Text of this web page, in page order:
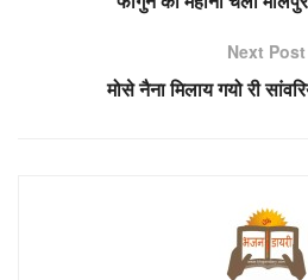
Next Post
मोसे नैना मिलाय गयो री